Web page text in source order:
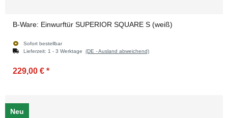
B-Ware: Einwurftür SUPERIOR SQUARE S (weiß)
Sofort bestellbar
Lieferzeit: 1 - 3 Werktage (DE - Ausland abweichend)
229,00 € *
Neu